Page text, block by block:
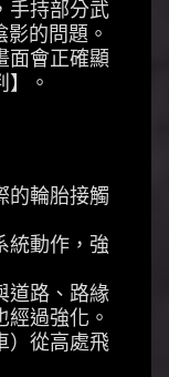
手持部分武
影的問題。
面會正確顯
】。
的輪胎接觸
統動作，強
道路、路緣
過強化。
）從高處飛